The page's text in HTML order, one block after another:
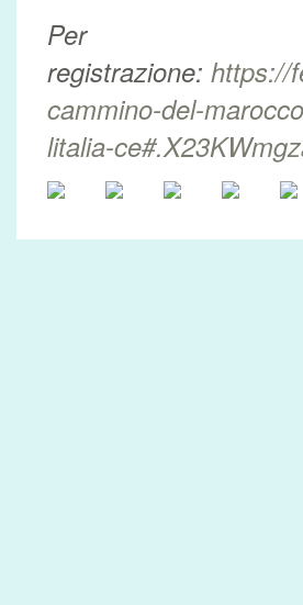
registrazione: https://
cammino-del-
litalia-